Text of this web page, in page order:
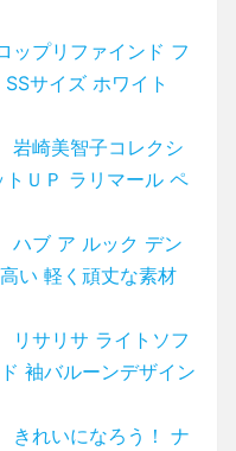
プリファインド フ
サイズ ホワイト
崎美智子コレクシ
トＵＰ ラリマール ペ
ハブ ア ルック デン
い 軽く頑丈な素材
サリサ ライトソフ
袖バルーンデザイン
れいになろう！ ナ